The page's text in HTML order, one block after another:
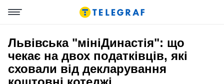
Львівська "мініДинастія": що
чекає на двох податківців, які
сховали від декларування